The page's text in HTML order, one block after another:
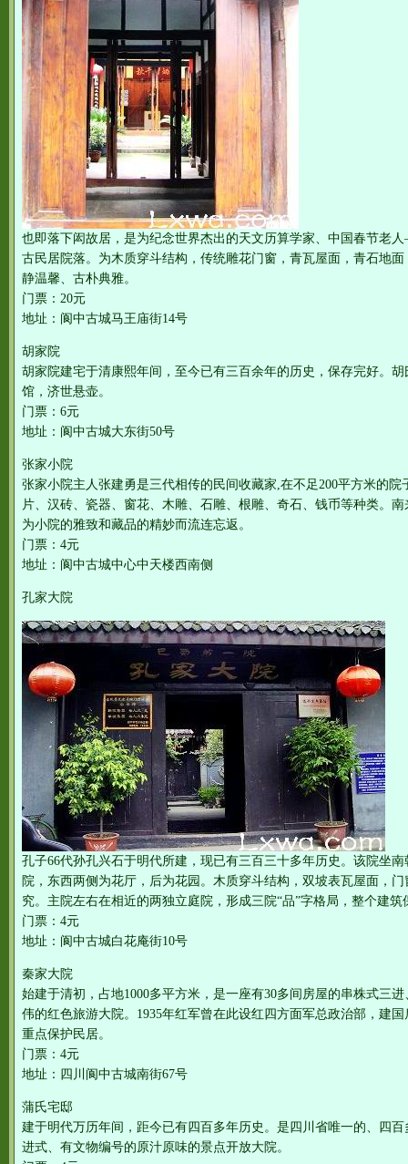
也即落下闳故居，是为纪念世界杰出的天文历算学家、中国春节老
古民居院落。为木质穿斗结构，传统雕花门窗，青瓦屋面，青石地
静温馨、古朴典雅。
门票：20元
地址：阆中古城马王庙街14号
胡家院
胡家院建宅于清康熙年间，至今已有三百余年的历史，保存完好。
馆，济世悬壶。
门票：6元
地址：阆中古城大东街50号
张家小院
张家小院主人张建勇是三代相传的民间收藏家,在不足200平方米的院
片、汉砖、瓷器、窗花、木雕、石雕、根雕、奇石、钱币等种类。
为小院的雅致和藏品的精妙而流连忘返。
门票：4元
地址：阆中古城中心中天楼西南侧
孔家大院
孔子66代孙孔兴石于明代所建，现已有三百三十多年历史。该院坐
院，东西两侧为花厅，后为花园。木质穿斗结构，双坡表瓦屋面，
究。主院左右在相近的两独立庭院，形成三院“品”字格局，整个建筑
门票：4元
地址：阆中古城白花庵街10号
秦家大院
始建于清初，占地1000多平方米，是一座有30多间房屋的串株式三
伟的红色旅游大院。1935年红军曾在此设红四方面军总政治部，建
重点保护民居。
门票：4元
地址：四川阆中古城南街67号
蒲氏宅邸
建于明代万历年间，距今已有四百多年历史。是四川省唯一的、四
进式、有文物编号的原汁原味的景点开放大院。